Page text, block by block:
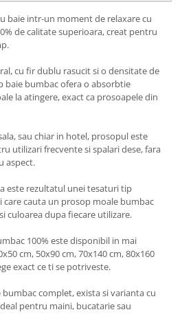
baie intr-un moment de relaxare cu
de calitate superioara, creat pentru
cu fir dublu rasucit si o densitate de
baie bumbac ofera o absorbtie
la atingere, exact ca prosoapele din
sau chiar in hotel, prosopul este
utilizari frecvente si spalari dese, fara
aspect.
este rezultatul unei tesaturi tip
care cauta un prosop moale bumbac
culoarea dupa fiecare utilizare.
100% este disponibil in mai
cm, 50x90 cm, 70x140 cm, 80x160
exact ce ti se potriveste.
complet, exista si varianta cu
pentru maini, bucatarie sau